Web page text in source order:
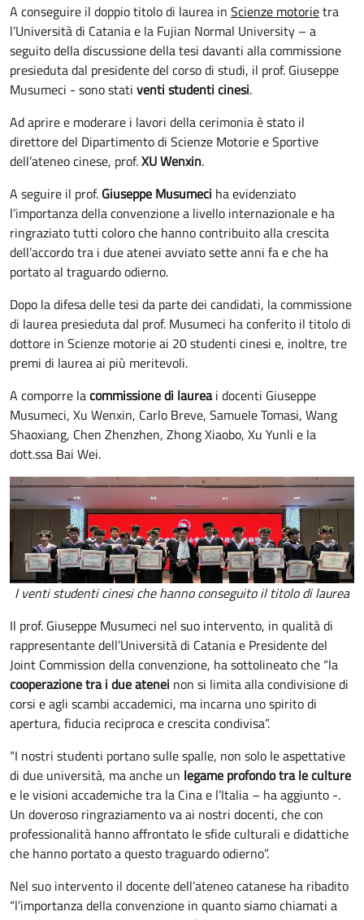
A conseguire il doppio titolo di laurea in Scienze motorietra
l’Università di Catania e la Fujian Normal University – a
seguito della discussione della tesi davanti alla commissione
presieduta dal presidente del corso di studi, il prof. Giuseppe
Musumeci - sono stati venti studenti cinesi.
Ad aprire e moderare i lavori della cerimonia è stato il
direttore del Dipartimento di Scienze Motorie e Sportive
dell’ateneo cinese, prof.XU Wenxin.
A seguire il prof. Giuseppe Musumeci ha evidenziato
l’importanza della convenzione a livello internazionale e ha
ringraziato tutti coloro che hanno contribuito alla crescita
dell’accordo tra i due atenei avviato sette anni fa e che ha
portato al traguardo odierno.
Dopo la difesa delle tesi da parte dei candidati, la commissione
di laurea presieduta dal prof. Musumeci ha conferito il titolo di
dottore in Scienze motorie ai 20 studenti cinesi e, inoltre, tre
premi di laurea ai più meritevoli.
A comporre lacommissione di laureai docenti Giuseppe
Musumeci, Xu Wenxin, Carlo Breve, Samuele Tomasi, Wang
Shaoxiang, Chen Zhenzhen, Zhong Xiaobo, Xu Yunli e la
dott.ssa Bai Wei.
I venti studenti cinesi che hanno conseguito il titolo di laurea
Il prof. Giuseppe Musumeci nel suo intervento, in qualità di
rappresentante dell’Università di Catania e Presidente del
Joint Commission della convenzione, ha sottolineato che “la
cooperazione tra i due atenei non si limita alla condivisione di
corsi e agli scambi accademici, ma incarna uno spirito di
apertura, fiducia reciproca e crescita condivisa”.
“I nostri studenti portano sulle spalle, non solo le aspettative
di due università, ma anche un legame profondo tra le culture
e le visioni accademiche tra la Cina e l’Italia – ha aggiunto -.
Un doveroso ringraziamento va ai nostri docenti, che con
professionalità hanno affrontato le sfide culturali e didattiche
che hanno portato a questo traguardo odierno”.
Nel suo intervento il docente dell’ateneo catanese ha ribadito
“l’importanza della convenzione in quanto siamo chiamati a